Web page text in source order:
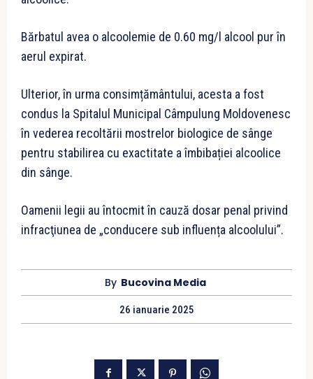
Bărbatul avea o alcoolemie de 0.60 mg/l alcool pur în
aerul expirat.
Ulterior, în urma consimțământului, acesta a fost
condus la Spitalul Municipal Câmpulung Moldovenesc
în vederea recoltării mostrelor biologice de sânge
pentru stabilirea cu exactitate a îmbibației alcoolice
din sânge.
Oamenii legii au întocmit în cauză dosar penal privind
infracţiunea de „conducere sub influența alcoolului”.
By Bucovina Media
26 ianuarie 2025